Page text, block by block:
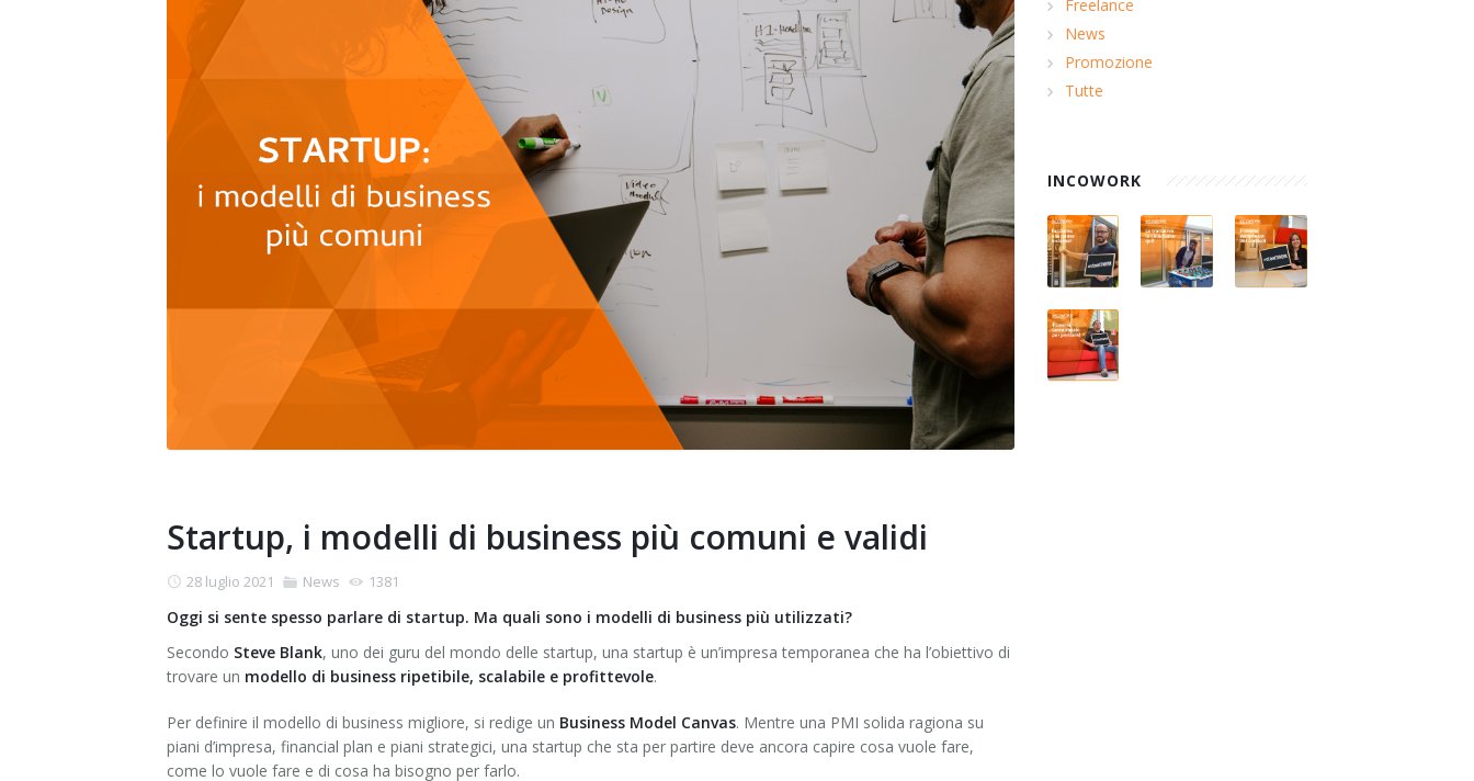
Startup, i modelli di business più comuni e validi
28 luglio 2021 News 1381
Oggi si sente spesso parlare di startup. Ma quali sono i modelli di business più utilizzati?
Secondo Steve Blank, uno dei guru del mondo delle startup, una startup è un’impresa temporanea che ha l’obiettivo di
trovare un modello di business ripetibile, scalabile e profittevole.
Per definire il modello di business migliore, si redige un Business Model Canvas. Mentre una PMI solida ragiona su
piani d’impresa, financial plan e piani strategici, una startup che sta per partire deve ancora capire cosa vuole fare,
come lo vuole fare e di cosa ha bisogno per farlo.
Freelance
News
Promozione
Tutte
INCOWORK